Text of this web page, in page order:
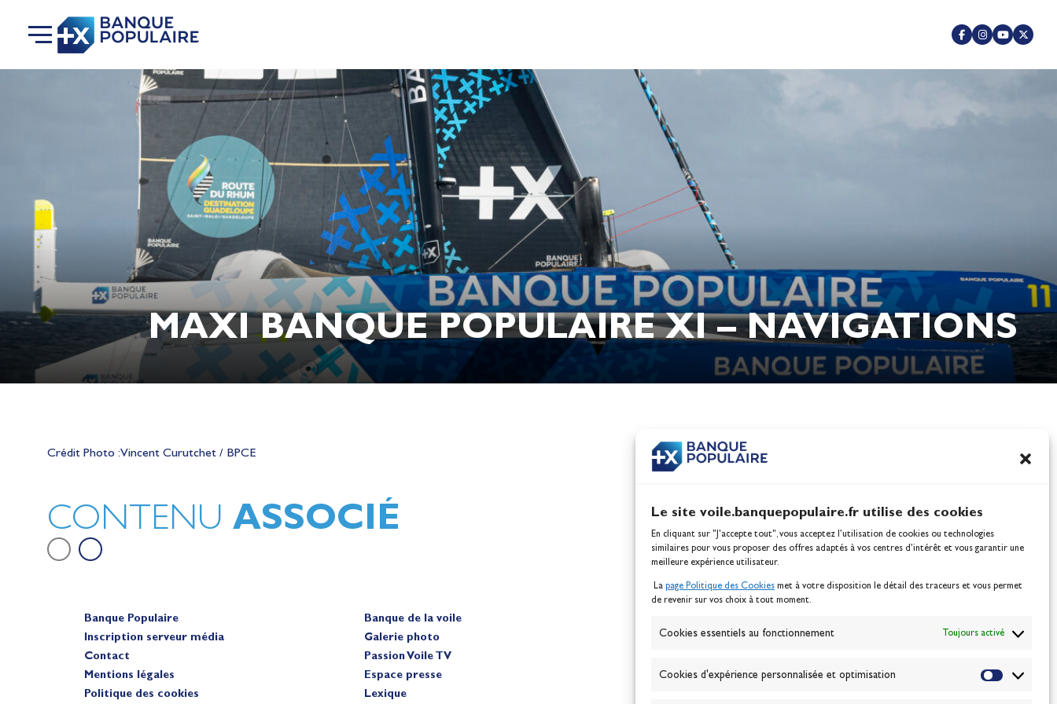
Le site voile.banquepopulaire.fr utilise des cookies
En cliquant sur "J'accepte tout", vous acceptez l’utilisation de cookies ou technologies
similaires pour vous proposer des offres adaptés à vos centres d’intérêt et vous garantir une
meilleure expérience utilisateur.
La page Politique des Cookies met à votre disposition le détail des traceurs et vous permet
de revenir sur vos choix à tout moment.
Cookies essentiels au fonctionnement Toujours activé
Cookies d'expérience personnalisée et optimisation
MAXI BANQUE POPULAIRE XI – NAVIGATIONS
Crédit Photo : Vincent Curutchet / BPCE
CONTENU ASSOCIÉ
sur le plan d'eau des Jeux Olympiques
Berthomieu, vice-championnes
100% Glisse - Écoles
Banque Populaire
Inscription serveur média
Contact
Mentions légales
Politique des cookies
Banque de la voile
Galerie photo
Passion Voile TV
Espace presse
Lexique
ABONNEZ-VOUS